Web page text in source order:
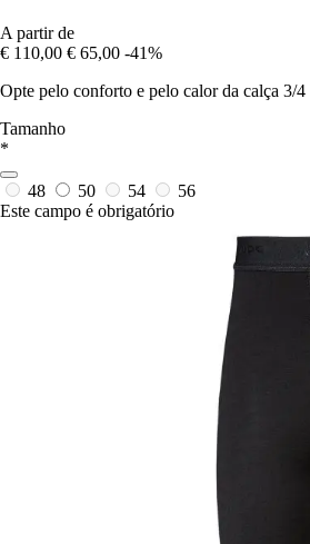
A partir de
€ 110,00 € 65,00 -41%
Opte pelo conforto e pelo calor da calça 3/
Tamanho
*
48 50 54
56
Este campo é obrigatório